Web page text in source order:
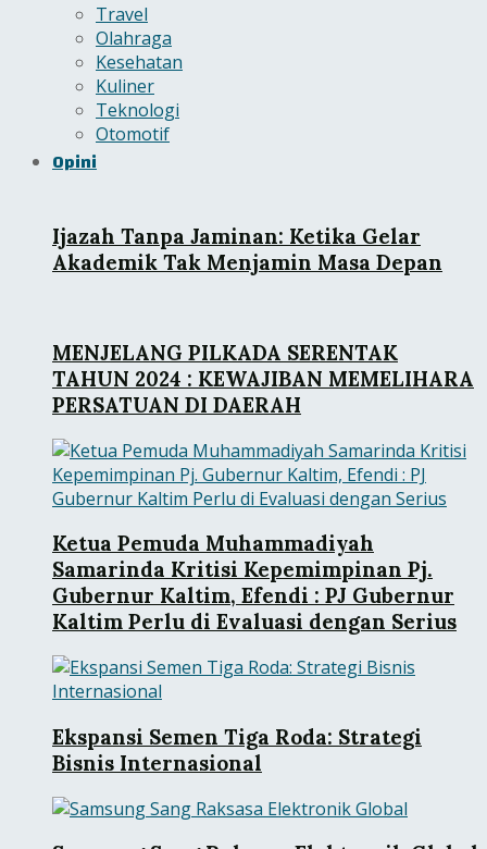
Travel
Olahraga
Kesehatan
Kuliner
Teknologi
Otomotif
Opini
Ijazah Tanpa Jaminan: Ketika Gelar
Akademik Tak Menjamin Masa Depan
MENJELANG PILKADA SERENTAK
TAHUN 2024 : KEWAJIBAN MEMELIHARA
PERSATUAN DI DAERAH
Ketua Pemuda Muhammadiyah
Samarinda Kritisi Kepemimpinan Pj.
Gubernur Kaltim, Efendi : PJ Gubernur
Kaltim Perlu di Evaluasi dengan Serius
Ekspansi Semen Tiga Roda: Strategi
Bisnis Internasional